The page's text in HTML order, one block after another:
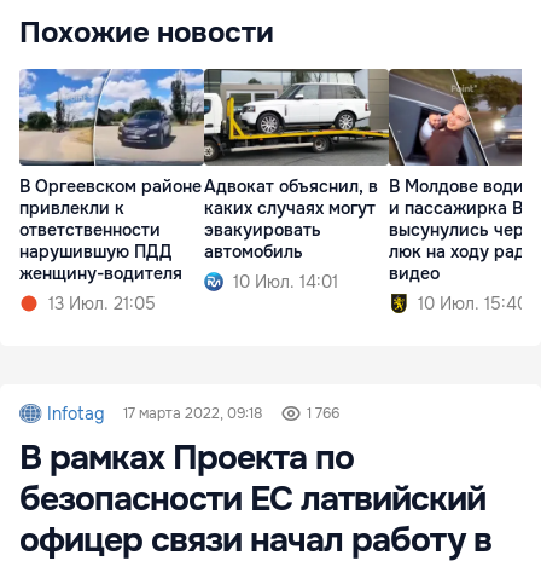
Похожие новости
В Оргеевском районе
привлекли к
ответственности
нарушившую ПДД
женщину-водителя
13 Июл. 21:05
Адвокат объяснил, в
каких случаях могут
эвакуировать
автомобиль
10 Июл. 14:01
В Молдове
и пассажирка
высунулись через
люк на ходу ради
видео
10 Июл. 15:40
Infotag 17 марта 2022, 09:18 1 766
В рамках Проекта по
безопасности ЕС латвийский
офицер связи начал работу в